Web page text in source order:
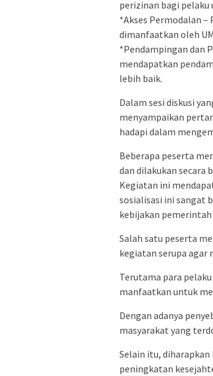
perizinan bagi pelaku
*Akses Permodalan
dimanfaatkan oleh
*Pendampingan dan
mendapatkan
lebih baik.
Dalam sesi diskusi
menyampaikan
hadapi dalam
Beberapa peserta
dan dilakukan secara
Kegiatan ini
sosialisasi ini sangat
kebijakan pemerintah
Salah satu peserta
kegiatan serupa agar
Terutama para
manfaatkan untuk
Dengan adanya
masyarakat yang
Selain itu,
peningkatan